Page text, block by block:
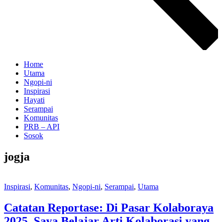
Home
Utama
Ngopi-ni
Inspirasi
Hayati
Serampai
Komunitas
PRB – API
Sosok
jogja
Inspirasi, Komunitas, Ngopi-ni, Serampai, Utama
Catatan Reportase: Di Pasar Kolaboraya